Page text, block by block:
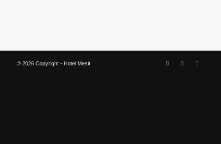
© 2026 Copyright - Hotel Mesit